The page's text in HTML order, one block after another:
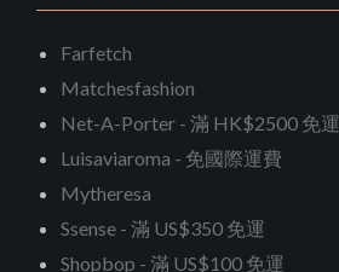
Farfetch
Matchesfashion
Net-A-Porter - 滿 HK$2500 免運
Luisaviaroma - 免國際運費
Mytheresa
Ssense - 滿 US$350 免運
Shopbop - 滿 US$100 免運